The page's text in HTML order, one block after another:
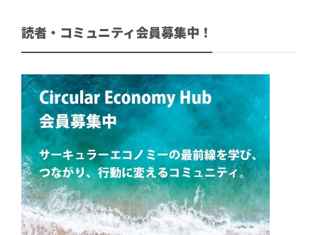
読者・コミュニティ会員募集中！